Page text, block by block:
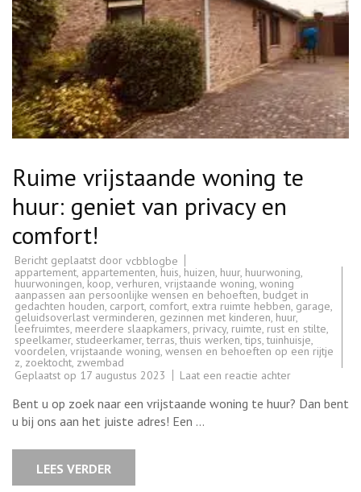
Ruime vrijstaande woning te
huur: geniet van privacy en
comfort!
Bericht geplaatst door vcbblogbe
appartement, appartementen,huis, huizen, huur, huurwoning,
huurwoningen, koop, verhuren, vrijstaande woning, woning
aanpassen aan persoonlijke wensen en behoeften, budget in
gedachten houden, carport, comfort, extra ruimte hebben, garage,
geluidsoverlast verminderen, gezinnen met kinderen, huur,
leefruimtes, meerdere slaapkamers, privacy, ruimte, rust en stilte,
speelkamer, studeerkamer,terras,thuis werken,tips,tuinhuisje,
voordelen, vrijstaande woning, wensen en behoeften op een rijtje
z, zoektocht, zwembad
Geplaatst op 17 augustus 2023 Laat een reactie achterop
vrijstaande
woning
Bent u op zoek naar een vrijstaande woning te huur? Dan bent
u bij ons aan het juiste adres! Een …
LEES VERDER